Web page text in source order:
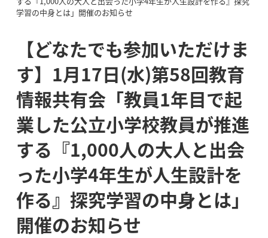
学習の中身とは」開催のお知らせ
【どなたでも参加いただけま
す】1月17日(水)第58回教育
情報共有会「教員1年目で起
業した公立小学校教員が推進
する『1,000人の大人と出会
った小学4年生が人生設計を
作る』探究学習の中身とは」
開催のお知らせ